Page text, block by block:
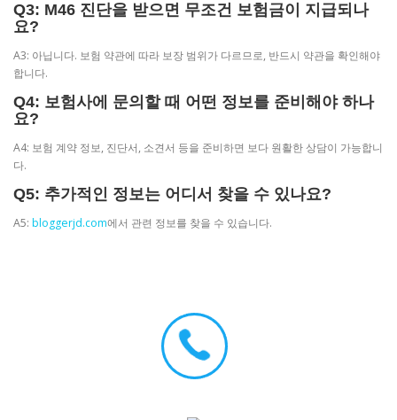
Q3: M46 진단을 받으면 무조건 보험금이 지급되나
요?
A3: 아닙니다. 보험 약관에 따라 보장 범위가 다르므로, 반드시 약관을 확인해야
합니다.
Q4: 보험사에 문의할 때 어떤 정보를 준비해야 하나
요?
A4: 보험 계약 정보, 진단서, 소견서 등을 준비하면 보다 원활한 상담이 가능합니
다.
Q5: 추가적인 정보는 어디서 찾을 수 있나요?
A5: bloggerjd.com에서 관련 정보를 찾을 수 있습니다.